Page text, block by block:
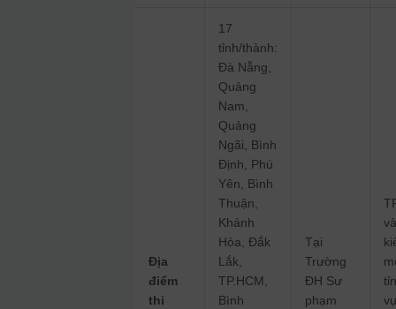
Địa
điểm
thi
17
tỉnh/thành:
Đà Nẵng,
Quảng
Nam,
Quảng
Ngãi, Bình
Định, Phú
Yên, Bình
Thuận,
Khánh
Hòa, Đắk
Lắk,
TP.HCM,
Bình
Tại
Trường
ĐH Sư
phạm